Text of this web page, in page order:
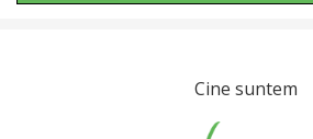
Cine suntem